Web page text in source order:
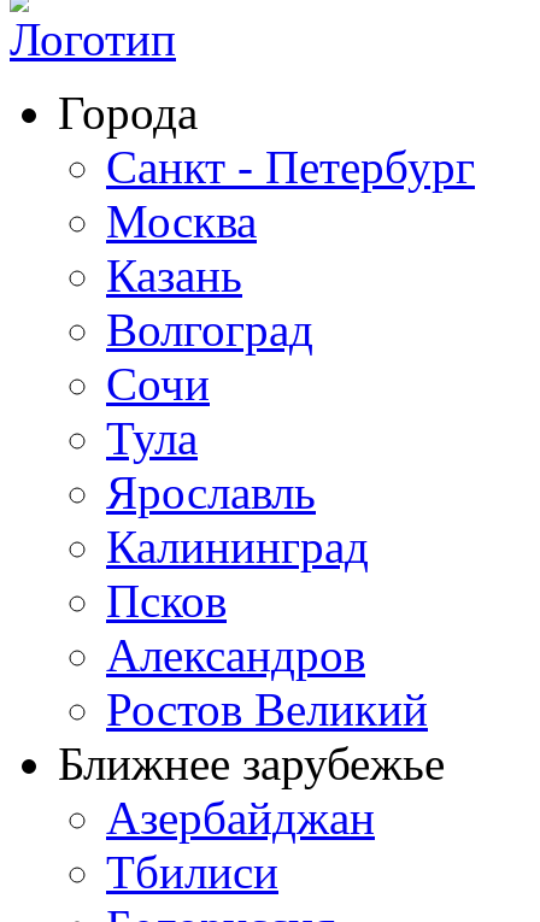
Города
Санкт - Петербург
Москва
Казань
Волгоград
Сочи
Тула
Ярославль
Калининград
Псков
Александров
Ростов Великий
Ближнее зарубежье
Азербайджан
Тбилиси